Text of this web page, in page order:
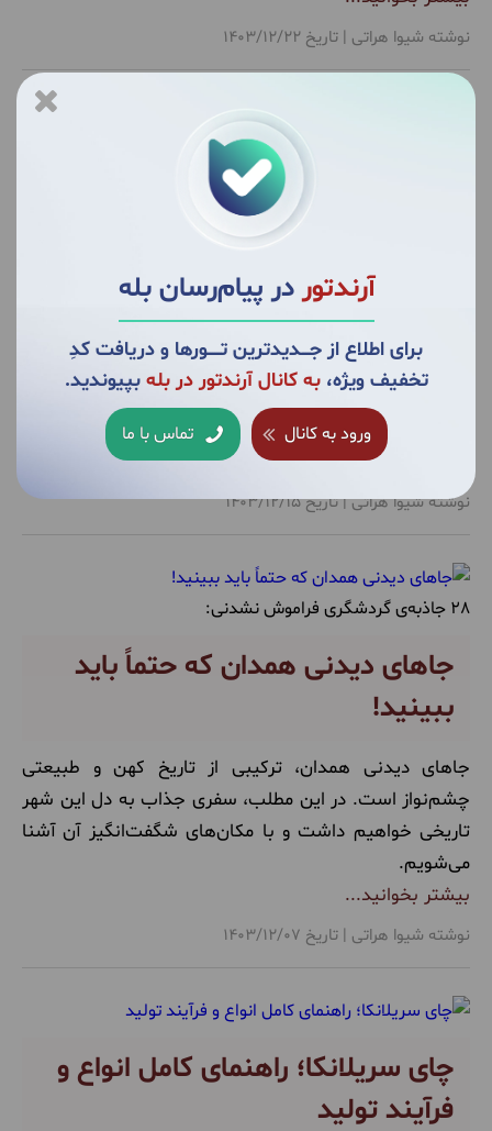
آرندتوردر پیام‌رسان بله
برای اطلاع از جــــدیدترین تــــــورها و دریافت کدِ
تخفیف ویژه،به کانال آرندتور در بله بپیوندید.
ورود به کانال تماس با ما
نوشته شیوا هراتی | تاریخ 1403/12/22
از غذای مقدس تا دسر محبوب!:
موچی چیست و طرز تهیه آن چگونه
«موچی» (Mochi) یک دسر خوشمزه و محبوب ژاپنی است
که طرفداران بی‌شماری در جهان دارد. اگر قصد سفر به ژاپن را
دارید، حتماً خود را به چالش بکشید و طعم متفاوت آن را
امتحان کنید. اما به‌راستی موچی چیست؟ با ما همراه شوید
تا بیشتر با طعم بی‌نظیر آن و طرز تهیه‌اش آشنا شوید.
بیشتر بخوانید...
نوشته شیوا هراتی | تاریخ 1403/12/15
28 جاذبه‌ی گردشگری فراموش نشدنی:
جاهای دیدنی همدان که حتماً باید
ببینید!
جاهای دیدنی همدان، ترکیبی از تاریخ کهن و طبیعتی
چشم‌نواز است. در این مطلب، سفری جذاب به دل این شهر
تاریخی خواهیم داشت و با مکان‌های شگفت‌انگیز آن آشنا
می‌شویم.
بیشتر بخوانید...
نوشته شیوا هراتی | تاریخ 1403/12/07
چای سریلانکا؛ راهنمای کامل انواع و
فرآیند تولید